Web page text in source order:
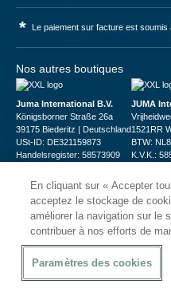
* Le paiement sur facture est
Nos autres boutiques
Juma International B.V.
Königsborner Straße 26a
39175 Biederitz | Deutschland
USt-ID: DE321159873
Handelsregister: 58573909
JUMA
1521RR
BTW:
K.V.K.:
© 2026CHRshop
En cliquant sur « Accepter
acceptez le stockage de
améliorer la navigation sur le
contribuer à nos efforts de
Paramètres des cookies